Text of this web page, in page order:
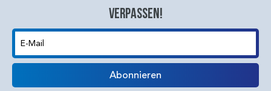
verpassen!
E-Mail
Abonnieren